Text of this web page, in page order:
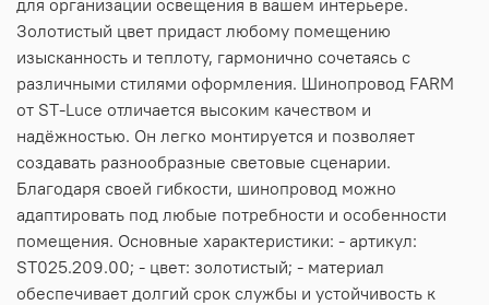
Золотистый цвет придаст любому помещению
изысканность и теплоту, гармонично сочетаясь с
различными стилями оформления. Шинопровод FARM
от ST-Luce отличается высоким качеством и
надёжностью. Он легко монтируется и позволяет
создавать разнообразные световые сценарии.
Благодаря своей гибкости, шинопровод можно
адаптировать под любые потребности и особенности
помещения. Основные характеристики: - артикул:
ST025.209.00; - цвет: золотистый; - материал
обеспечивает долгий срок службы и устойчивость к